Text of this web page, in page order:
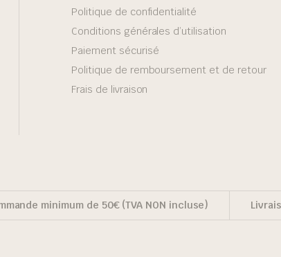
Politique de confidentialité
Conditions générales d’utilisation
Paiement sécurisé
Politique de remboursement et de retour
Frais de livraison
minimum de 50€ (TVA NON incluse)